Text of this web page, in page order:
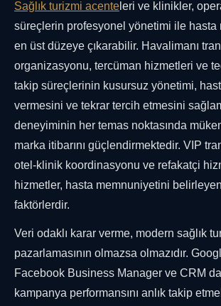
Sağlık turizmi acente leri ve klinikler,
süreçlerin profesyonel yönetimi ile hasta
en üst düzeye çıkarabilir. Havalimanı
organizasyonu, tercüman hizmetleri ve
takip süreçlerinin kusursuz yönetimi,
vermesini ve tekrar tercih etmesini
deneyiminin her temas noktasında
marka itibarını güçlendirmektedir. VIP
otel-klinik koordinasyonu ve refakatçi
hizmetler, hasta memnuniyetini
faktörlerdir.
Veri odaklı karar verme, modern sağlık
pazarlamasının olmazsa olmazıdır.
Facebook Business Manager ve CRM
kampanya performansını anlık takip